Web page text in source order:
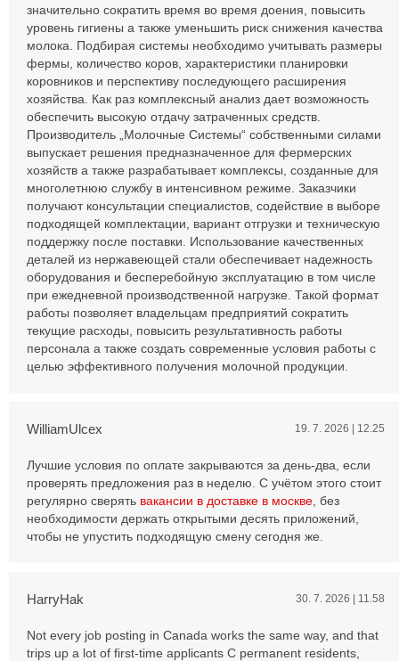
значительно сократить время во время доения, повысить
уровень гигиены а также уменьшить риск снижения качества
молока. Подбирая системы необходимо учитывать размеры
фермы, количество коров, характеристики планировки
коровников и перспективу последующего расширения
хозяйства. Как раз комплексный анализ дает возможность
обеспечить высокую отдачу затраченных средств.
Производитель „Молочные Системы“ собственными силами
выпускает решения предназначенное для фермерских
хозяйств а также разрабатывает комплексы, созданные для
многолетнюю службу в интенсивном режиме. Заказчики
получают консультации специалистов, содействие в выборе
подходящей комплектации, вариант отгрузки и техническую
поддержку после поставки. Использование качественных
деталей из нержавеющей стали обеспечивает надежность
оборудования и бесперебойную эксплуатацию в том числе
при ежедневной производственной нагрузке. Такой формат
работы позволяет владельцам предприятий сократить
текущие расходы, повысить результативность работы
персонала а также создать современные условия работы с
целью эффективного получения молочной продукции.
WilliamUlcex 19. 7. 2026 | 12.25
Лучшие условия по оплате закрываются за день-два, если
проверять предложения раз в неделю. С учётом этого стоит
регулярно сверять вакансии в доставке в москве , без
необходимости держать открытыми десять приложений,
чтобы не упустить подходящую смену сегодня же.
HarryHak 30. 7. 2026 | 11.58
Not every job posting in Canada works the same way, and that
trips up a lot of first-time applicants С permanent residents,